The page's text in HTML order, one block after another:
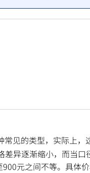
见的类型，实际上，
异逐渐缩小，而当口
元之间不等。具体